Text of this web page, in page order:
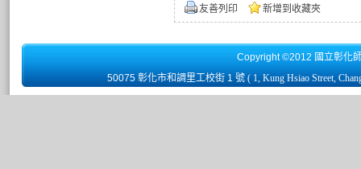
友善列印 新增到收藏夾
Copyright ©2012 國立彰化
50075 彰化市和調里工校街 1 號 ( 1, Kung Hsiao Street,